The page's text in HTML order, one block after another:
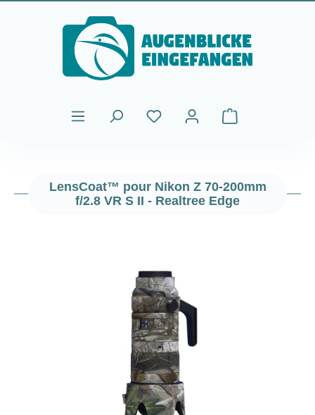
Passer au contenu principal
Le panier
LensCoat™ pour Nikon Z 70-200mm
f/2.8 VR S II - Realtree Edge